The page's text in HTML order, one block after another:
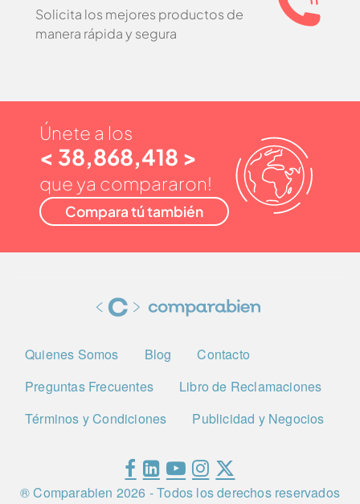
Solicita los mejores productos de
manera rápida y segura
Únete a los
< 38,868,418 >
que ya compararon!
Compara tú también
Quienes Somos Blog
Contacto
Preguntas Frecuentes
Libro de Reclamaciones
Términos y Condiciones
Publicidad y Negocios
® Comparabien 2026 - Todos los derechos reservados